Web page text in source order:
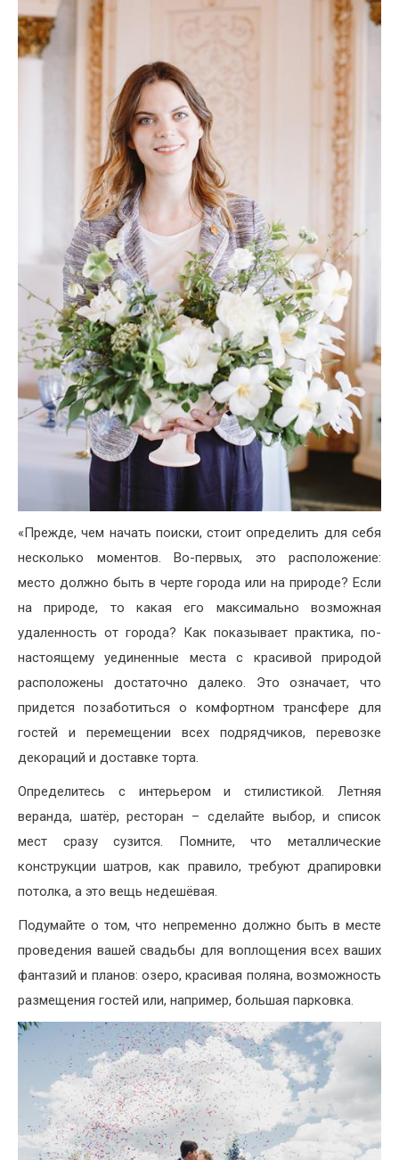
«Прежде, чем начать поиски, стоит определить для себя
несколько моментов. Во-первых, это расположение:
место должно быть в черте города или на природе? Если
на природе, то какая его максимально возможная
удаленность от города? Как показывает практика, по-
настоящему уединенные места с красивой природой
расположены достаточно далеко. Это означает, что
придется позаботиться о комфортном трансфере для
гостей и перемещении всех подрядчиков, перевозке
декораций и доставке торта.
Определитесь с интерьером и стилистикой. Летняя
веранда, шатёр, ресторан – сделайте выбор, и список
мест сразу сузится. Помните, что металлические
конструкции шатров, как правило, требуют драпировки
потолка, а это вещь недешёвая.
Подумайте о том, что непременно должно быть в месте
проведения вашей свадьбы для воплощения всех ваших
фантазий и планов: озеро, красивая поляна, возможность
размещения гостей или, например, большая парковка.